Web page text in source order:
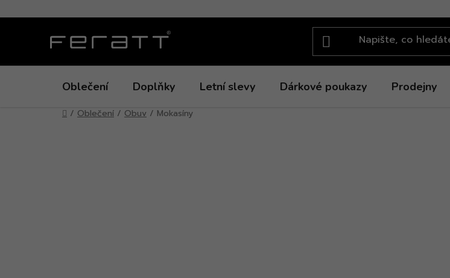
na
Oblečení Doplňky Letní slevy Dárkové poukazy Prodejny
Domů
/ Oblečení / Obuv / Mokasíny